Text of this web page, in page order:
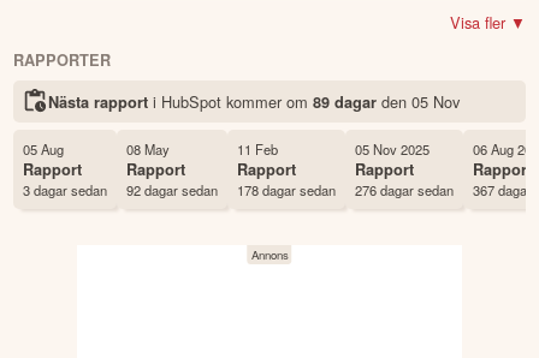
HubSpot
Land
Antal ägare Avanza 373 st
Antal ägare Nordnet 570 st
Visa fler ▼
RAPPORTER
Nästa rapport i HubSpot kommer om 89 dagarden 05 Nov
05 Aug
Rapport
3 dagar sedan
08 May
Rapport
92 dagar sedan
11 Feb
Rapport
178 dagar sedan
05 Nov 2025
Rapport
276 dagar sedan
06 Aug
Rapport
367 dagar